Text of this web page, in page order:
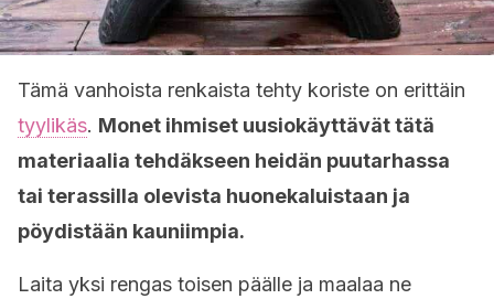
Tämä vanhoista renkaista tehty koriste on erittäin
tyylikäs. Monet ihmiset uusiokäyttävät tätä
materiaalia tehdäkseen heidän puutarhassa
tai terassilla olevista huonekaluistaan ja
pöydistään kauniimpia.
Laita yksi rengas toisen päälle ja maalaa ne